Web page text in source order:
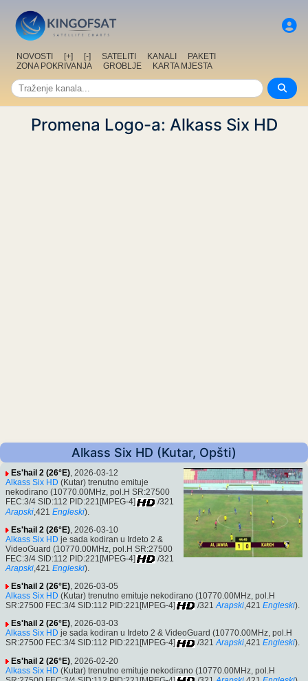
NOVOSTI [+] [-] SATELITI KANALI
PAKETI
ZONA POKRIVANJA
GROBLJE KARTA MJESTA
Promena Logo-a: Alkass Six HD
Alkass Six HD (Kutar, Opšti)
Es'hail 2 (26°E), 2026-03-12
Alkass Six HD (Kutar) trenutno emituje
nekodirano (10770.00MHz, pol.H SR:27500
FEC:3/4 SID:112 PID:221[MPEG-4]
/321
Arapski ,421 Engleski).
Es'hail 2 (26°E) , 2026-03-10
Alkass Six HD je sada kodiran u Irdeto 2 &
VideoGuard (10770.00MHz, pol.H SR:27500
FEC:3/4 SID:112 PID:221[MPEG-4]
/321
Arapski,421 Engleski).
Es'hail 2 (26°E), 2026-03-05
Alkass Six HD (Kutar) trenutno emituje nekodirano (10770.00MHz, pol.H
SR:27500 FEC:3/4 SID:112 PID:221[MPEG-4]
/321 Arapski,421 Engleski).
Es'hail 2 (26°E), 2026-03-03
Alkass Six HD je sada kodiran u Irdeto 2 & VideoGuard (10770.00MHz, pol.H
SR:27500 FEC:3/4 SID:112 PID:221[MPEG-4]
/321 Arapski,421 Engleski).
Es'hail 2 (26°E) , 2026-02-20
Alkass Six HD (Kutar) trenutno emituje nekodirano (10770.00MHz, pol.H